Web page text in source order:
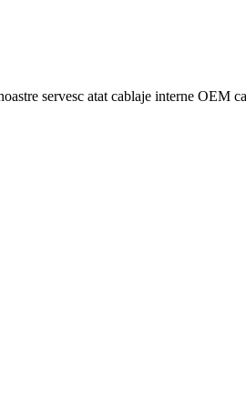
servesc atat cablaje interne OEM